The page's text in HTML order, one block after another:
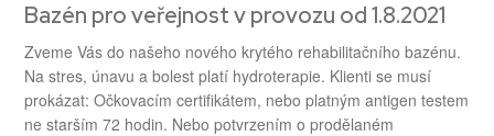
Bazén pro veřejnost v provozu od 1.8.2021
Zveme Vás do našeho nového krytého rehabilitačního bazénu.
Na stres, únavu a bolest platí hydroterapie. Klienti se musí
prokázat: Očkovacím certifikátem, nebo platným antigen testem
ne starším 72 hodin. Nebo potvrzením o prodělaném